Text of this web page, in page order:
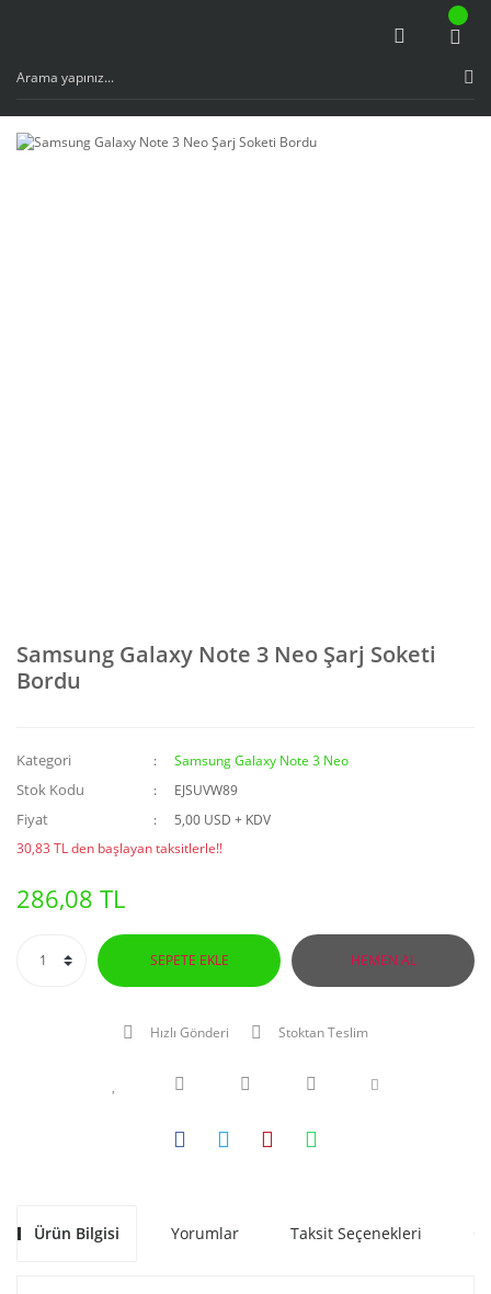
Samsung Galaxy Note 3 Neo Şarj Soketi
Bordu
Kategori Samsung Galaxy Note 3 Neo
Stok Kodu EJSUVW89
Fiyat
5,00 USD + KDV
30,83 TL den başlayan taksitlerle!!
286,08 TL
SEPETE EKLE HEMEN AL
Hızlı Gönderi Stoktan Teslim
Ürün Bilgisi Yorumlar Taksit Seçenekleri